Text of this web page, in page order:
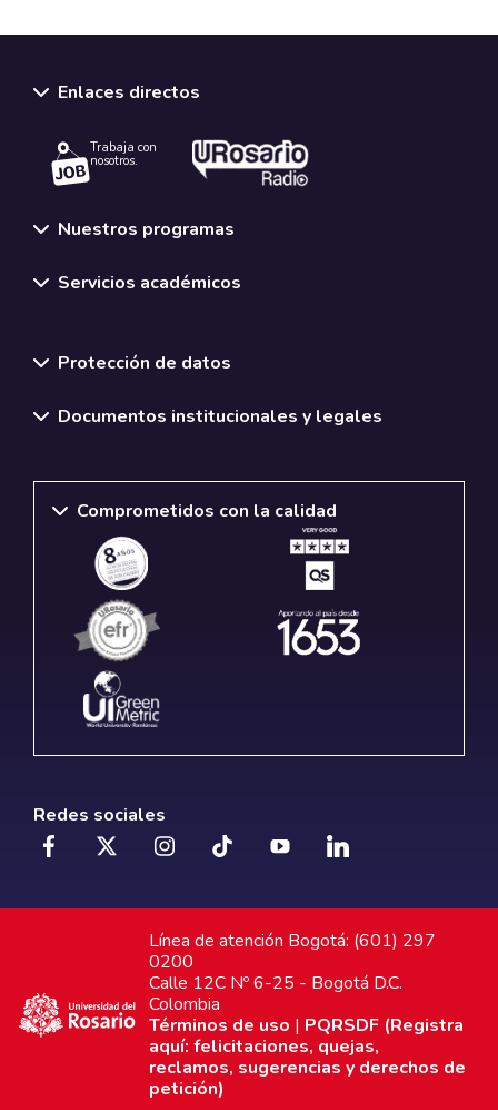
Enlaces directos
Trabaja con
nosotros.
Nuestros programas
Servicios académicos
Protección de datos
Documentos institucionales y legales
Comprometidos con la calidad
Redes sociales
Línea de atención Bogotá: (601) 297
0200
Calle 12C Nº 6-25 - Bogotá D.C.
Colombia
Términos de uso | PQRSDF (Registra
aquí: felicitaciones, quejas,
reclamos, sugerencias y derechos de
petición)